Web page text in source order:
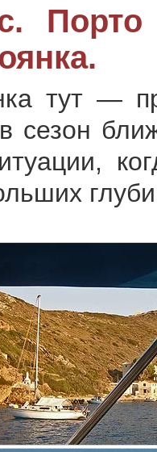
тут —
сезон